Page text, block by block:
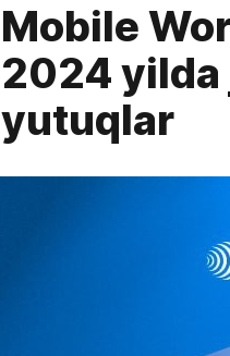
Mobile
2024 yilda
yutuqlar